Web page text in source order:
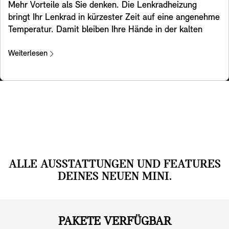
Mehr Vorteile als Sie denken. Die Lenkradheizung
bringt Ihr Lenkrad in kürzester Zeit auf eine angenehme
Temperatur. Damit bleiben Ihre Hände in der kalten
komfortabel unterwegs sind.
Weiterlesen
ALLE AUSSTATTUNGEN UND FEATURES
DEINES NEUEN MINI.
PAKETE VERFÜGBAR